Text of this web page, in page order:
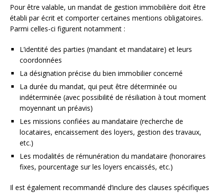
Pour être valable, un mandat de gestion immobilière doit être
établi par écrit et comporter certaines mentions obligatoires.
Parmi celles-ci figurent notamment :
L’identité des parties (mandant et mandataire) et leurs
coordonnées
La désignation précise du bien immobilier concerné
La durée du mandat, qui peut être déterminée ou
indéterminée (avec possibilité de résiliation à tout moment
moyennant un préavis)
Les missions confiées au mandataire (recherche de
locataires, encaissement des loyers, gestion des travaux,
etc.)
Les modalités de rémunération du mandataire (honoraires
fixes, pourcentage sur les loyers encaissés, etc.)
Il est également recommandé d’inclure des clauses spécifiques